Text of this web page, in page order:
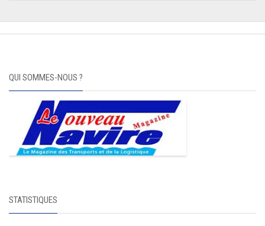
QUI SOMMES-NOUS ?
STATISTIQUES